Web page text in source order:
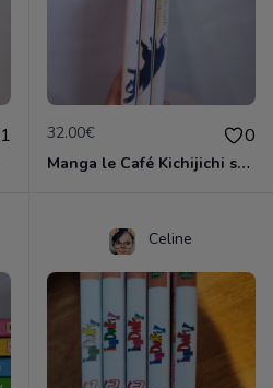
1 32.00€ 0
Manga le Café Kichijichi série complète 3v
Celine